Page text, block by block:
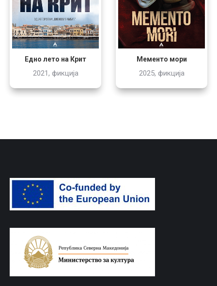
Едно лето на Крит
2021, фикција
Мементо мори
2025, фикција